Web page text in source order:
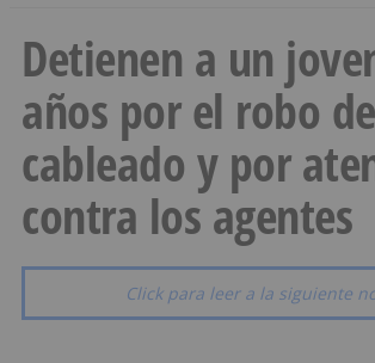
Detienen a un
años por el robo de
cableado y por
contra los agentes
Click para leer a la siguiente